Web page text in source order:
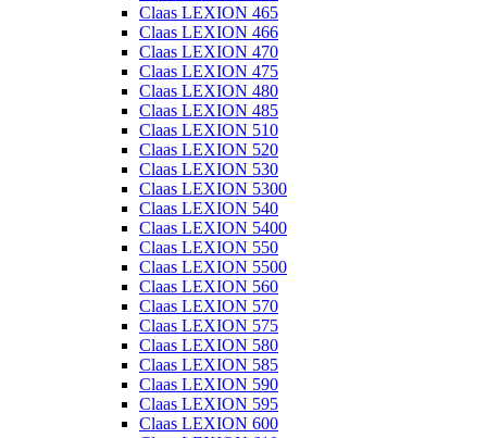
Claas LEXION 465
Claas LEXION 466
Claas LEXION 470
Claas LEXION 475
Claas LEXION 480
Claas LEXION 485
Claas LEXION 510
Claas LEXION 520
Claas LEXION 530
Claas LEXION 5300
Claas LEXION 540
Claas LEXION 5400
Claas LEXION 550
Claas LEXION 5500
Claas LEXION 560
Claas LEXION 570
Claas LEXION 575
Claas LEXION 580
Claas LEXION 585
Claas LEXION 590
Claas LEXION 595
Claas LEXION 600